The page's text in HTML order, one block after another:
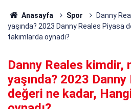
Anasayfa Spor
Danny
yaşında? 2023 Danny Reales Piyasa
takımlarda oynadı?
Danny Reales kimdir,
yaşında? 2023
değeri ne kadar,